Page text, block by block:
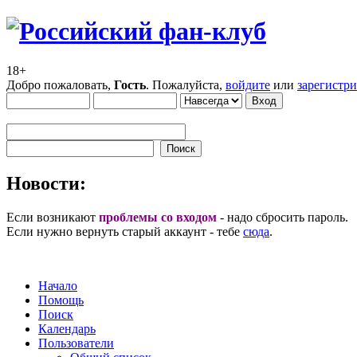
18+
Добро пожаловать, Гость. Пожалуйста, войдите или
Новости:
Если возникают проблемы со входом - надо сбросить пароль.
Если нужно вернуть старый аккаунт - тебе сюда.
Начало
Помощь
Поиск
Календарь
Пользователи